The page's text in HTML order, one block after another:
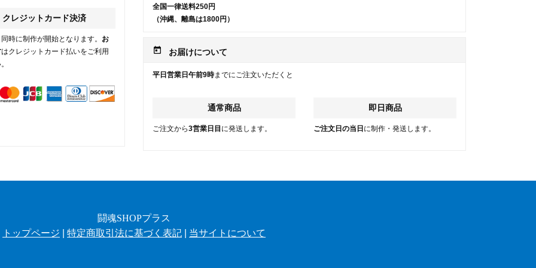
クレジットカード決済
時に制作が開始となります。 お
はクレジットカード払いをご利用
全国一律送料250円
（沖縄、離島は1800円）
today お届けについて
平日営業日午前9時までにご注文いただくと
通常商品
ご注文から3営業日目 に発送します。
即日商品
ご注文日の当日 に制作・発送します。
闘魂SHOPプラス
トップページ
特定商取引法に基づく表記 当サイトについて